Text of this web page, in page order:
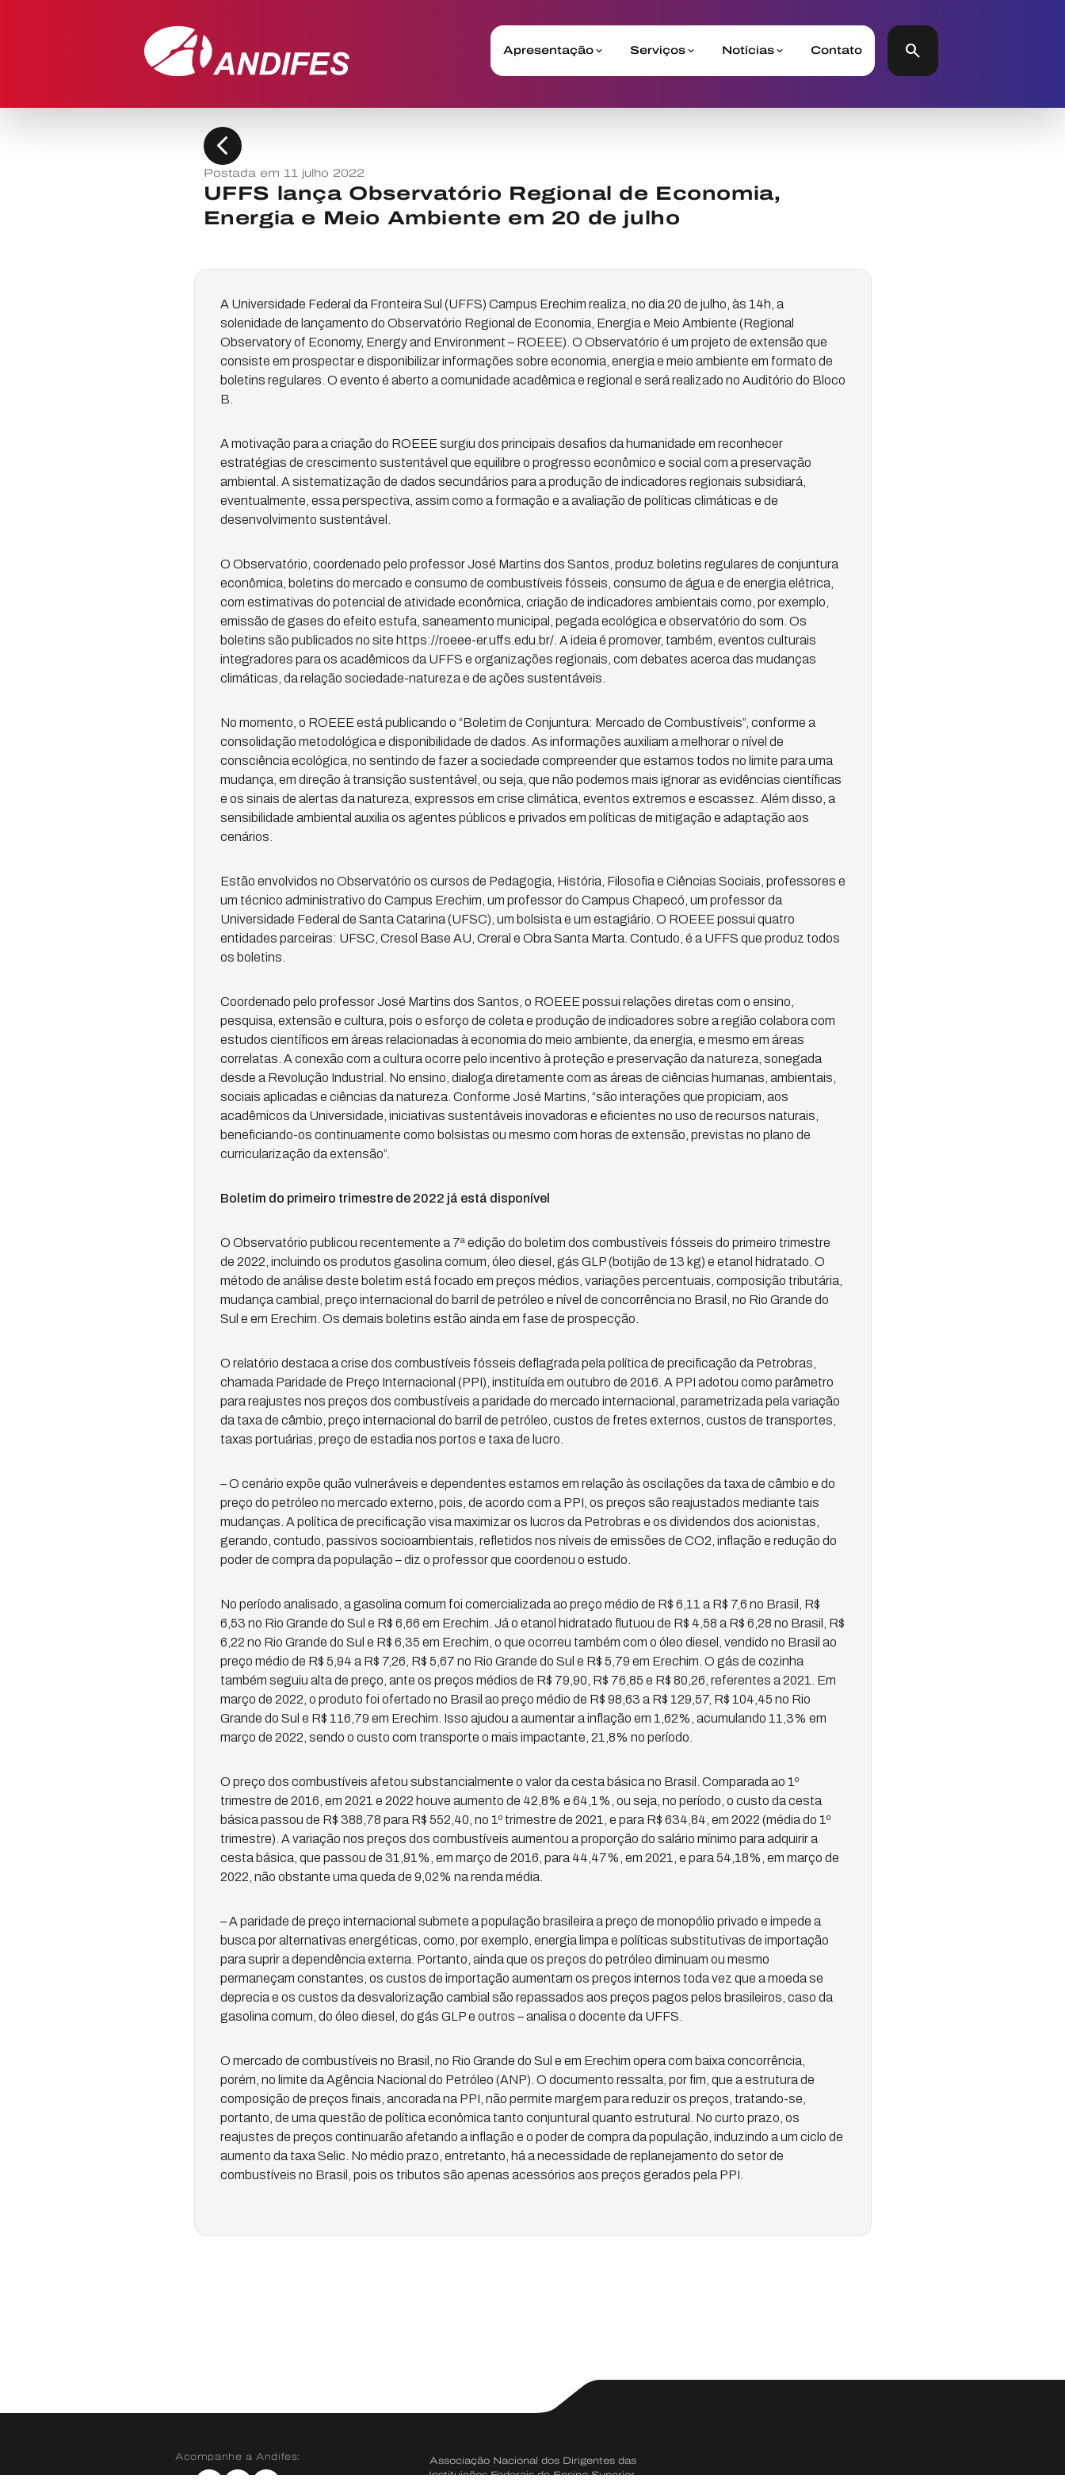
Apresentação Serviços Notícias Contato search
chevron_left
Postada em 11 julho 2022
UFFS lança Observatório Regional de Economia,
Energia e Meio Ambiente em 20 de julho
A Universidade Federal da Fronteira Sul (UFFS) Campus Erechim realiza, no dia 20 de julho, às 14h, a
solenidade de lançamento do Observatório Regional de Economia, Energia e Meio Ambiente (Regional
Observatory of Economy, Energy and Environment – ROEEE). O Observatório é um projeto de extensão que
consiste em prospectar e disponibilizar informações sobre economia, energia e meio ambiente em formato de
boletins regulares. O evento é aberto a comunidade acadêmica e regional e será realizado no Auditório do Bloco
B.
A motivação para a criação do ROEEE surgiu dos principais desafios da humanidade em reconhecer
estratégias de crescimento sustentável que equilibre o progresso econômico e social com a preservação
ambiental. A sistematização de dados secundários para a produção de indicadores regionais subsidiará,
eventualmente, essa perspectiva, assim como a formação e a avaliação de políticas climáticas e de
desenvolvimento sustentável.
O Observatório, coordenado pelo professor José Martins dos Santos, produz boletins regulares de conjuntura
econômica, boletins do mercado e consumo de combustíveis fósseis, consumo de água e de energia elétrica,
com estimativas do potencial de atividade econômica, criação de indicadores ambientais como, por exemplo,
emissão de gases do efeito estufa, saneamento municipal, pegada ecológica e observatório do som. Os
boletins são publicados no site https://roeee-er.uffs.edu.br/. A ideia é promover, também, eventos culturais
integradores para os acadêmicos da UFFS e organizações regionais, com debates acerca das mudanças
climáticas, da relação sociedade-natureza e de ações sustentáveis.
No momento, o ROEEE está publicando o “Boletim de Conjuntura: Mercado de Combustíveis”, conforme a
consolidação metodológica e disponibilidade de dados. As informações auxiliam a melhorar o nível de
consciência ecológica, no sentindo de fazer a sociedade compreender que estamos todos no limite para uma
mudança, em direção à transição sustentável, ou seja, que não podemos mais ignorar as evidências científicas
e os sinais de alertas da natureza, expressos em crise climática, eventos extremos e escassez. Além disso, a
sensibilidade ambiental auxilia os agentes públicos e privados em políticas de mitigação e adaptação aos
cenários.
Estão envolvidos no Observatório os cursos de Pedagogia, História, Filosofia e Ciências Sociais, professores e
um técnico administrativo do Campus Erechim, um professor do Campus Chapecó, um professor da
Universidade Federal de Santa Catarina (UFSC), um bolsista e um estagiário. O ROEEE possui quatro
entidades parceiras: UFSC, Cresol Base AU, Creral e Obra Santa Marta. Contudo, é a UFFS que produz todos
os boletins.
Coordenado pelo professor José Martins dos Santos, o ROEEE possui relações diretas com o ensino,
pesquisa, extensão e cultura, pois o esforço de coleta e produção de indicadores sobre a região colabora com
estudos científicos em áreas relacionadas à economia do meio ambiente, da energia, e mesmo em áreas
correlatas. A conexão com a cultura ocorre pelo incentivo à proteção e preservação da natureza, sonegada
desde a Revolução Industrial. No ensino, dialoga diretamente com as áreas de ciências humanas, ambientais,
sociais aplicadas e ciências da natureza. Conforme José Martins, “são interações que propiciam, aos
acadêmicos da Universidade, iniciativas sustentáveis inovadoras e eficientes no uso de recursos naturais,
beneficiando-os continuamente como bolsistas ou mesmo com horas de extensão, previstas no plano de
curricularização da extensão”.
Boletim do primeiro trimestre de 2022 já está disponível
O Observatório publicou recentemente a 7ª edição do boletim dos combustíveis fósseis do primeiro trimestre
de 2022, incluindo os produtos gasolina comum, óleo diesel, gás GLP (botijão de 13 kg) e etanol hidratado. O
método de análise deste boletim está focado em preços médios, variações percentuais, composição tributária,
mudança cambial, preço internacional do barril de petróleo e nível de concorrência no Brasil, no Rio Grande do
Sul e em Erechim. Os demais boletins estão ainda em fase de prospecção.
O relatório destaca a crise dos combustíveis fósseis deflagrada pela política de precificação da Petrobras,
chamada Paridade de Preço Internacional (PPI), instituída em outubro de 2016. A PPI adotou como parâmetro
para reajustes nos preços dos combustíveis a paridade do mercado internacional, parametrizada pela variação
da taxa de câmbio, preço internacional do barril de petróleo, custos de fretes externos, custos de transportes,
taxas portuárias, preço de estadia nos portos e taxa de lucro.
– O cenário expõe quão vulneráveis e dependentes estamos em relação às oscilações da taxa de câmbio e do
preço do petróleo no mercado externo, pois, de acordo com a PPI, os preços são reajustados mediante tais
mudanças. A política de precificação visa maximizar os lucros da Petrobras e os dividendos dos acionistas,
gerando, contudo, passivos socioambientais, refletidos nos níveis de emissões de CO2, inflação e redução do
poder de compra da população – diz o professor que coordenou o estudo.
No período analisado, a gasolina comum foi comercializada ao preço médio de R$ 6,11 a R$ 7,6 no Brasil, R$
6,53 no Rio Grande do Sul e R$ 6,66 em Erechim. Já o etanol hidratado flutuou de R$ 4,58 a R$ 6,28 no Brasil, R$
6,22 no Rio Grande do Sul e R$ 6,35 em Erechim, o que ocorreu também com o óleo diesel, vendido no Brasil ao
preço médio de R$ 5,94 a R$ 7,26, R$ 5,67 no Rio Grande do Sul e R$ 5,79 em Erechim. O gás de cozinha
também seguiu alta de preço, ante os preços médios de R$ 79,90, R$ 76,85 e R$ 80,26, referentes a 2021. Em
março de 2022, o produto foi ofertado no Brasil ao preço médio de R$ 98,63 a R$ 129,57, R$ 104,45 no Rio
Grande do Sul e R$ 116,79 em Erechim. Isso ajudou a aumentar a inflação em 1,62%, acumulando 11,3% em
março de 2022, sendo o custo com transporte o mais impactante, 21,8% no período.
O preço dos combustíveis afetou substancialmente o valor da cesta básica no Brasil. Comparada ao 1º
trimestre de 2016, em 2021 e 2022 houve aumento de 42,8% e 64,1%, ou seja, no período, o custo da cesta
básica passou de R$ 388,78 para R$ 552,40, no 1º trimestre de 2021, e para R$ 634,84, em 2022 (média do 1º
trimestre). A variação nos preços dos combustíveis aumentou a proporção do salário mínimo para adquirir a
cesta básica, que passou de 31,91%, em março de 2016, para 44,47%, em 2021, e para 54,18%, em março de
2022, não obstante uma queda de 9,02% na renda média.
– A paridade de preço internacional submete a população brasileira a preço de monopólio privado e impede a
busca por alternativas energéticas, como, por exemplo, energia limpa e políticas substitutivas de importação
para suprir a dependência externa. Portanto, ainda que os preços do petróleo diminuam ou mesmo
permaneçam constantes, os custos de importação aumentam os preços internos toda vez que a moeda se
deprecia e os custos da desvalorização cambial são repassados aos preços pagos pelos brasileiros, caso da
gasolina comum, do óleo diesel, do gás GLP e outros – analisa o docente da UFFS.
O mercado de combustíveis no Brasil, no Rio Grande do Sul e em Erechim opera com baixa concorrência,
porém, no limite da Agência Nacional do Petróleo (ANP). O documento ressalta, por fim, que a estrutura de
composição de preços finais, ancorada na PPI, não permite margem para reduzir os preços, tratando-se,
portanto, de uma questão de política econômica tanto conjuntural quanto estrutural. No curto prazo, os
reajustes de preços continuarão afetando a inflação e o poder de compra da população, induzindo a um ciclo de
aumento da taxa Selic. No médio prazo, entretanto, há a necessidade de replanejamento do setor de
combustíveis no Brasil, pois os tributos são apenas acessórios aos preços gerados pela PPI.
Acompanhe a Andifes:
Associação Nacional dos Dirigentes das
Instituições Federais de Ensino Superior.